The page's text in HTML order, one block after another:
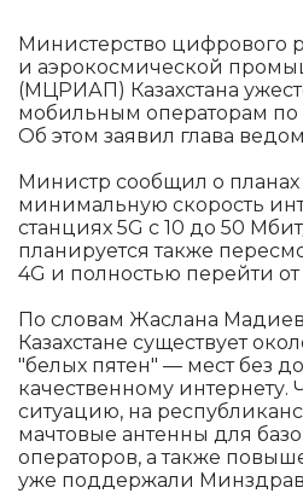
Министерство цифрового
и аэрокосмической
(МЦРИАП) Казахстана
мобильным операторам по
Об этом заявил глава
Министр сообщил о планах
минимальную скорость
станциях 5G с 10 до 50
планируется также
4G и полностью перейти от
По словам Жаслана
Казахстане существует
"белых пятен" — мест без
качественному интернету.
ситуацию, на
мачтовые антенны для
операторов, а также
уже поддержали